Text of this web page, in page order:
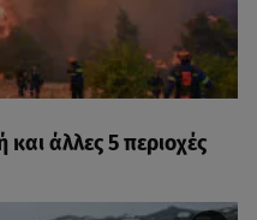
και άλλες 5 περιοχές